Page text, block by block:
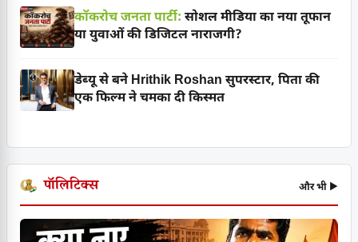
कॉकरोच जनता पार्टी: सोशल मीडिया का नया तूफान
या युवाओं की डिजिटल नाराजगी?
डेब्यू से बने Hrithik Roshan सुपरस्टार, पिता की
एक फिल्म ने चमका दी किस्मत
पॉलिटिक्स और भी ▶